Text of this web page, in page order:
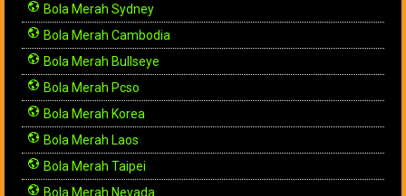
Bola Merah Sydney
Bola Merah Cambodia
Bola Merah Bullseye
Bola Merah Pcso
Bola Merah Korea
Bola Merah Laos
Bola Merah Taipei
Bola Merah Nevada